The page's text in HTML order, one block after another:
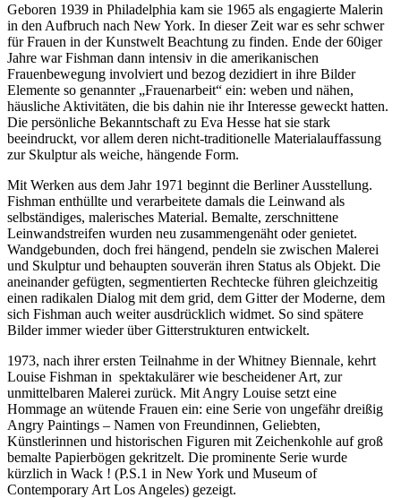
Geboren 1939 in Philadelphia kam sie 1965 als engagierte Malerin
in den Aufbruch nach New York. In dieser Zeit war es sehr schwer
für Frauen in der Kunstwelt Beachtung zu finden. Ende der 60iger
Jahre war Fishman dann intensiv in die amerikanischen
Frauenbewegung involviert und bezog dezidiert in ihre Bilder
Elemente so genannter „Frauenarbeit“ ein: weben und nähen,
häusliche Aktivitäten, die bis dahin nie ihr Interesse geweckt hatten.
Die persönliche Bekanntschaft zu Eva Hesse hat sie stark
beeindruckt, vor allem deren nicht-traditionelle Materialauffassung
zur Skulptur als weiche, hängende Form.
Mit Werken aus dem Jahr 1971 beginnt die Berliner Ausstellung.
Fishman enthüllte und verarbeitete damals die Leinwand als
selbständiges, malerisches Material. Bemalte, zerschnittene
Leinwandstreifen wurden neu zusammengenäht oder genietet.
Wandgebunden, doch frei hängend, pendeln sie zwischen Malerei
und Skulptur und behaupten souverän ihren Status als Objekt. Die
aneinander gefügten, segmentierten Rechtecke führen gleichzeitig
einen radikalen Dialog mit dem grid, dem Gitter der Moderne, dem
sich Fishman auch weiter ausdrücklich widmet. So sind spätere
Bilder immer wieder über Gitterstrukturen entwickelt.
1973, nach ihrer ersten Teilnahme in der Whitney Biennale, kehrt
Louise Fishman in spektakulärer wie bescheidener Art, zur
unmittelbaren Malerei zurück. Mit Angry Louise setzt eine
Hommage an wütende Frauen ein: eine Serie von ungefähr dreißig
Angry Paintings – Namen von Freundinnen, Geliebten,
Künstlerinnen und historischen Figuren mit Zeichenkohle auf groß
bemalte Papierbögen gekritzelt. Die prominente Serie wurde
kürzlich in Wack ! (P.S.1 in New York und Museum of
Contemporary Art Los Angeles) gezeigt.